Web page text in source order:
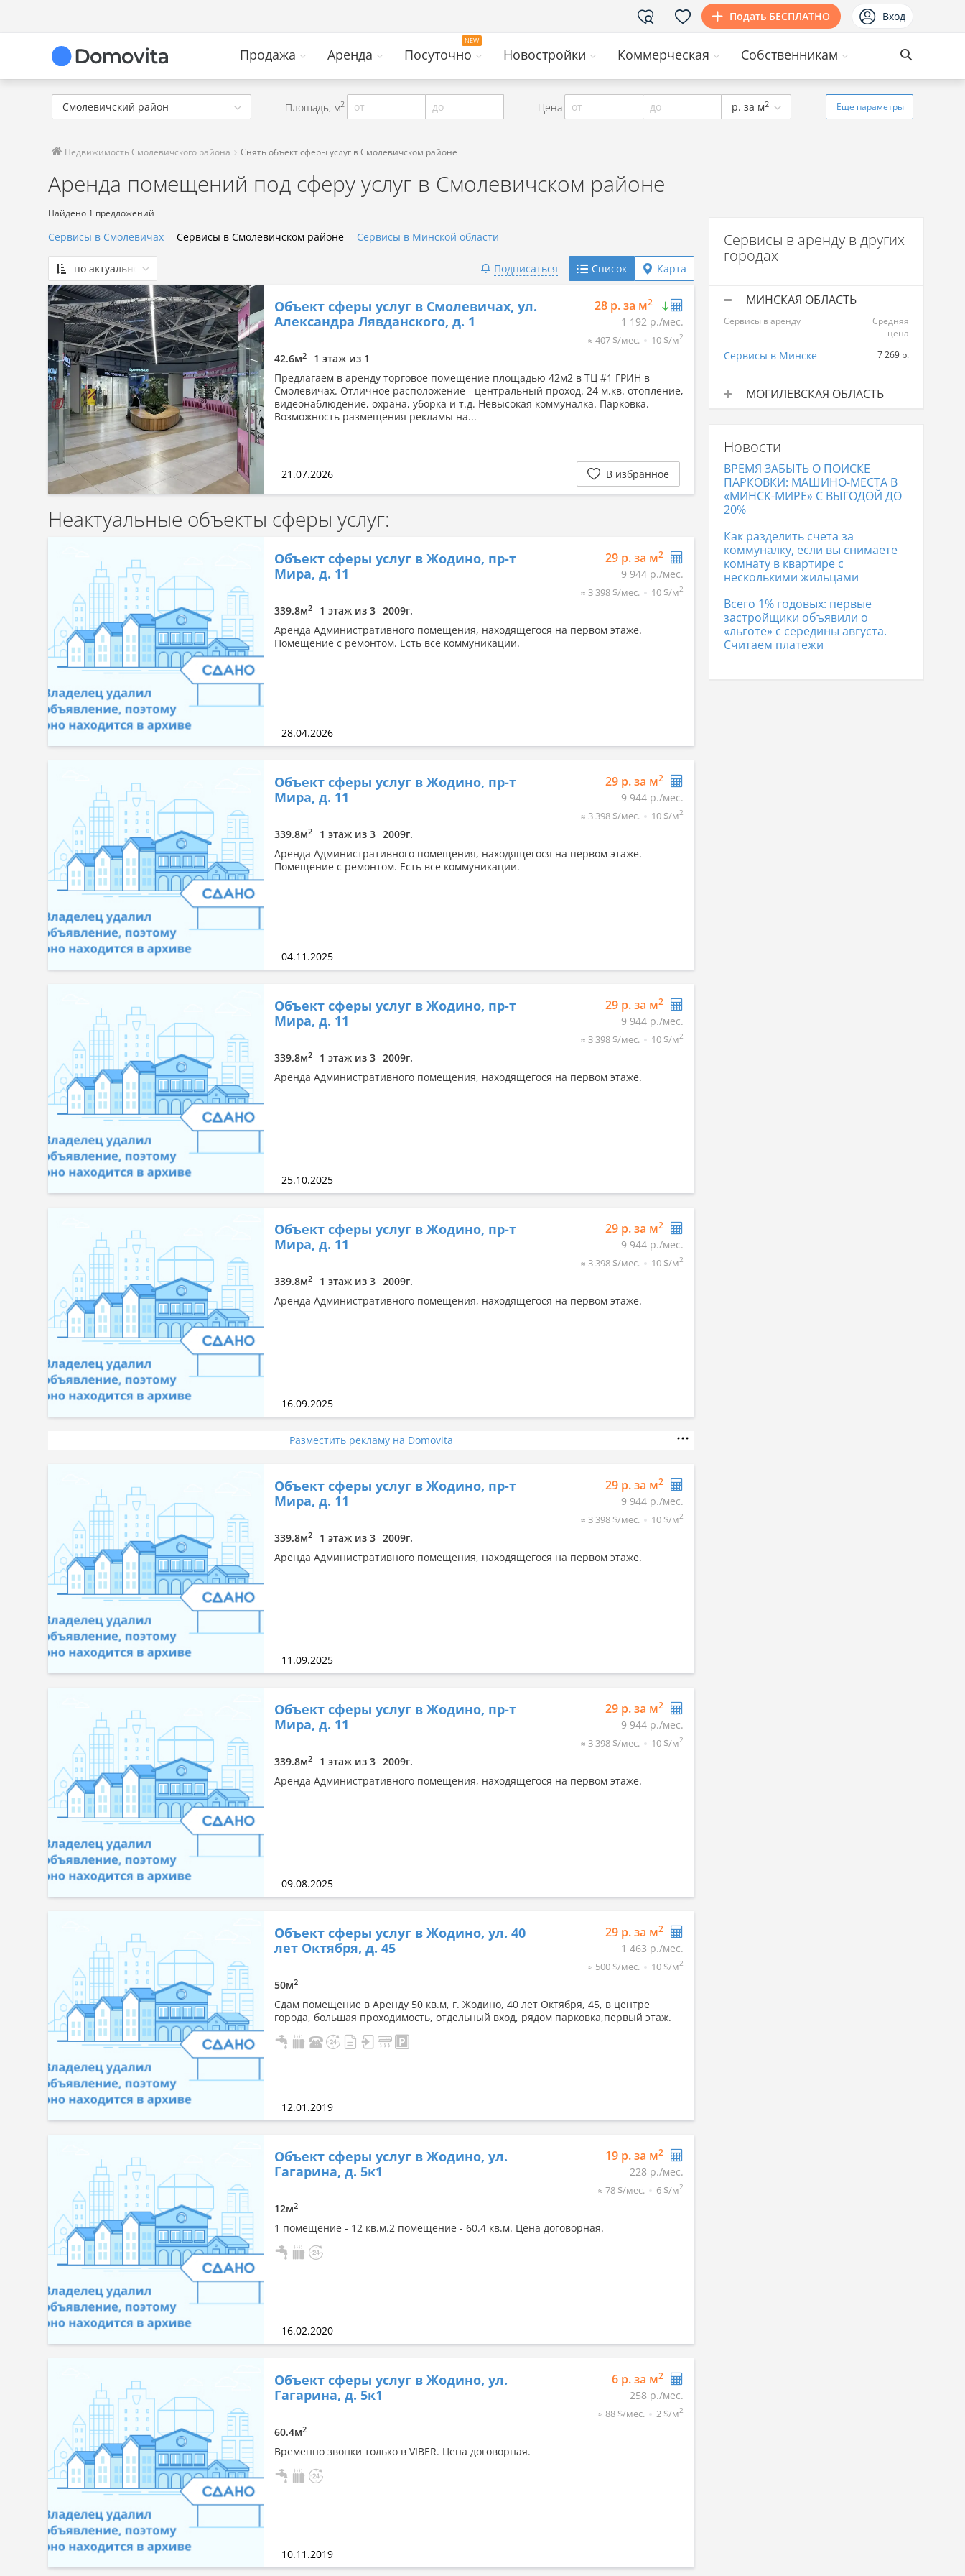
Подать БЕСПЛАТНО Вход
Продажа Аренда Посуточно Новостройки Коммерческая Собственникам
Смолевичский район Площадь, м2 от до Цена от до р. за м2 Еще параметры
Недвижимость Смолевичского района Снять объект сферы услуг в Смолевичском районе
Аренда помещений под сферу услуг в Смолевичском районе
Найдено 1 предложений
Сервисы в Смолевичах Сервисы в Смолевичском районе Сервисы в Минской области
по актуальности
По актуальности
Сначала дешевые
Сначала дорогие
По площади: большая → малая
По площади: малая → большая
Подписаться Список Карта
Объект сферы услуг в Смолевичах, ул.
Александра Лявданского, д. 1
28 р. за м2
1 192 р./мес.
≈ 407 $/мес. 10 $/м2
42.6м2
1 этаж из 1
Предлагаем в аренду торговое помещение площадью 42м2 в ТЦ #1 ГРИН в
Смолевичах. Отличное расположение - центральный проход. 24 м.кв. отопление,
видеонаблюдение, охрана, уборка и т.д. Невысокая коммуналка. Парковка.
Возможность размещения рекламы на...
21.07.2026 В избранное
Неактуальные объекты сферы услуг:
Объект сферы услуг в Жодино, пр-т
Мира, д. 11
29 р. за м2
9 944 р./мес.
≈ 3 398 $/мес. 10 $/м2
339.8м2 1 этаж из 3 2009г.
Аренда Административного помещения, находящегося на первом этаже.
Помещение с ремонтом. Есть все коммуникации.
28.04.2026
Объект сферы услуг в Жодино, пр-т
Мира, д. 11
29 р. за м2
9 944 р./мес.
≈ 3 398 $/мес. 10 $/м2
339.8м2 1 этаж из 3 2009г.
Аренда Административного помещения, находящегося на первом этаже.
Помещение с ремонтом. Есть все коммуникации.
04.11.2025
Объект сферы услуг в Жодино, пр-т
Мира, д. 11
29 р. за м2
9 944 р./мес.
≈ 3 398 $/мес. 10 $/м2
339.8м2 1 этаж из 3 2009г.
Аренда Административного помещения, находящегося на первом этаже.
25.10.2025
Объект сферы услуг в Жодино, пр-т
Мира, д. 11
29 р. за м2
9 944 р./мес.
≈ 3 398 $/мес. 10 $/м2
339.8м2 1 этаж из 3 2009г.
Аренда Административного помещения, находящегося на первом этаже.
16.09.2025
Разместить рекламу на Domovita
Объект сферы услуг в Жодино, пр-т
Мира, д. 11
29 р. за м2
9 944 р./мес.
≈ 3 398 $/мес. 10 $/м2
339.8м2 1 этаж из 3 2009г.
Аренда Административного помещения, находящегося на первом этаже.
11.09.2025
Объект сферы услуг в Жодино, пр-т
Мира, д. 11
29 р. за м2
9 944 р./мес.
≈ 3 398 $/мес. 10 $/м2
339.8м2 1 этаж из 3 2009г.
Аренда Административного помещения, находящегося на первом этаже.
09.08.2025
Объект сферы услуг в Жодино, ул. 40
лет Октября, д. 45
29 р. за м2
1 463 р./мес.
≈ 500 $/мес. 10 $/м2
50м2
Сдам помещение в Аренду 50 кв.м, г. Жодино, 40 лет Октября, 45, в центре
города, большая проходимость, отдельный вход, рядом парковка,первый этаж.
12.01.2019
Объект сферы услуг в Жодино, ул.
Гагарина, д. 5к1
19 р. за м2
228 р./мес.
≈ 78 $/мес. 6 $/м2
12м2
1 помещение - 12 кв.м.2 помещение - 60.4 кв.м. Цена договорная.
16.02.2020
Объект сферы услуг в Жодино, ул.
Гагарина, д. 5к1
6 р. за м2
258 р./мес.
≈ 88 $/мес. 2 $/м2
60.4м2
Временно звонки только в VIBER. Цена договорная.
10.11.2019
Сервисы в аренду в других
городах
МИНСКАЯ ОБЛАСТЬ
Сервисы в аренду
Средняя
цена
Сервисы в Минске 7 269 р.
МОГИЛЕВСКАЯ ОБЛАСТЬ
Сервисы в Бобруйске
Новости
ВРЕМЯ ЗАБЫТЬ О ПОИСКЕ
ПАРКОВКИ: МАШИНО-МЕСТА В
«МИНСК-МИРЕ» С ВЫГОДОЙ ДО
20%
Как разделить счета за
коммуналку, если вы снимаете
комнату в квартире с
несколькими жильцами
Всего 1% годовых: первые
застройщики объявили о
«льготе» с середины августа.
Считаем платежи